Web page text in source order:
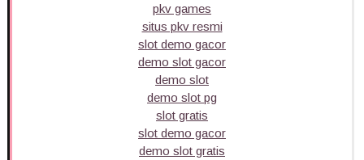
pkv games
situs pkv resmi
slot demo gacor
demo slot gacor
demo slot
demo slot pg
slot gratis
slot demo gacor
demo slot gratis